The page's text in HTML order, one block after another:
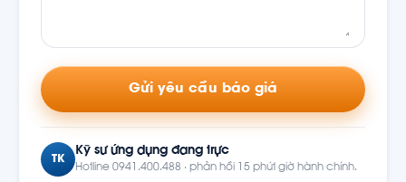
Gửi yêu cầu báo giá
TK
Kỹ sư ứng dụng đang trực
Hotline 0941.400.488 · phản hồi 15 phút giờ hành chính.